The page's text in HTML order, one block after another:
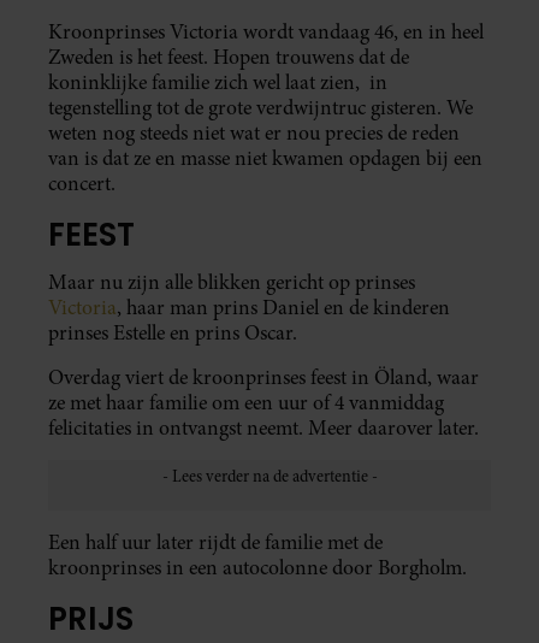
Kroonprinses Victoria wordt vandaag 46, en in heel
Zweden is het feest. Hopen trouwens dat de
koninklijke familie zich wel laat zien, in
tegenstelling tot de grote verdwijntruc gisteren. We
weten nog steeds niet wat er nou precies de reden
van is dat ze en masse niet kwamen opdagen bij een
concert.
FEEST
Maar nu zijn alle blikken gericht op prinses
Victoria, haar man prins Daniel en de kinderen
prinses Estelle en prins Oscar.
Overdag viert de kroonprinses feest in Öland, waar
ze met haar familie om een uur of 4 vanmiddag
felicitaties in ontvangst neemt. Meer daarover later.
Een half uur later rijdt de familie met de
kroonprinses in een autocolonne door Borgholm.
PRIJS